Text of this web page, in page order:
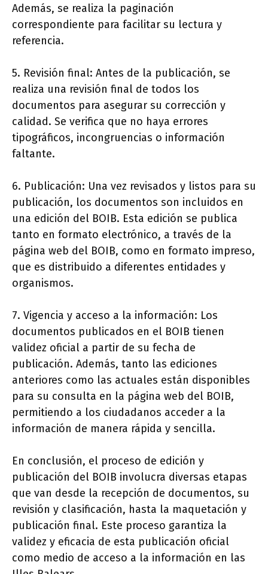
Además, se realiza la paginación
correspondiente para facilitar su lectura y
referencia.
5. Revisión final: Antes de la publicación, se
realiza una revisión final de todos los
documentos para asegurar su corrección y
calidad. Se verifica que no haya errores
tipográficos, incongruencias o información
faltante.
6. Publicación: Una vez revisados y listos para su
publicación, los documentos son incluidos en
una edición del BOIB. Esta edición se publica
tanto en formato electrónico, a través de la
página web del BOIB, como en formato impreso,
que es distribuido a diferentes entidades y
organismos.
7. Vigencia y acceso a la información: Los
documentos publicados en el BOIB tienen
validez oficial a partir de su fecha de
publicación. Además, tanto las ediciones
anteriores como las actuales están disponibles
para su consulta en la página web del BOIB,
permitiendo a los ciudadanos acceder a la
información de manera rápida y sencilla.
En conclusión, el proceso de edición y
publicación del BOIB involucra diversas etapas
que van desde la recepción de documentos, su
revisión y clasificación, hasta la maquetación y
publicación final. Este proceso garantiza la
validez y eficacia de esta publicación oficial
como medio de acceso a la información en las